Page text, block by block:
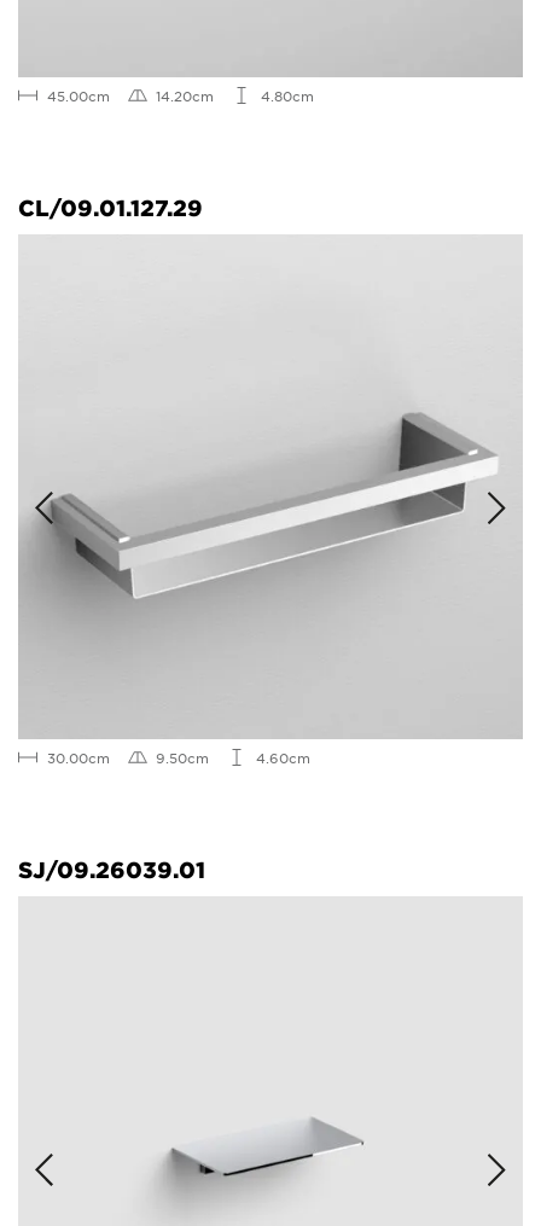
45.00cm 14.20cm 4.80cm
CL/09.01.127.29
30.00cm 9.50cm 4.60cm
SJ/09.26039.01